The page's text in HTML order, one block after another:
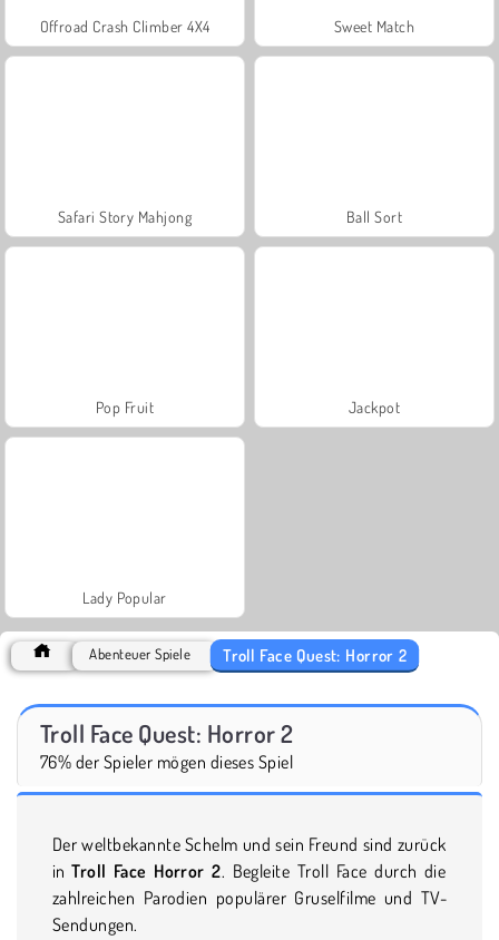
Offroad Crash Climber 4X4 Sweet Match
Safari Story Mahjong Ball Sort
Pop Fruit Jackpot
Lady Popular
Abenteuer Spiele Troll Face Quest: Horror 2
Troll Face Quest: Horror 2
76% der Spieler mögen dieses Spiel
Der weltbekannte Schelm und sein Freund sind zurück
inTroll Face Horror 2. Begleite Troll Face durch die
zahlreichen Parodien populärer Gruselfilme und TV-
Sendungen.